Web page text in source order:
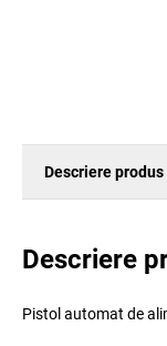
Descriere produs
Descriere
Pistol automat de